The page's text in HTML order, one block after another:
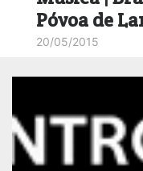
Póvoa de
20/05/2015